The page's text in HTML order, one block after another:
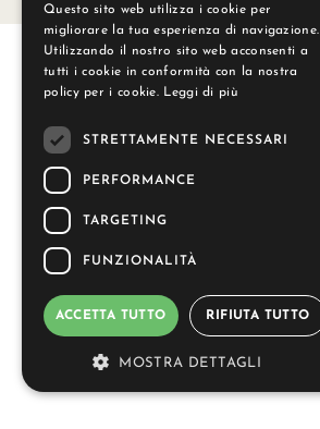
La nostra storia
Regali aziendali
info@durance.it
Questo sito web utilizza i cookie per
migliorare la tua esperienza di navigazione.
Utilizzando il nostro sito web acconsenti a
tutti i cookie in conformità con la nostra
policy per i cookie. Leggi di più
STRETTAMENTE NECESSARI
PERFORMANCE
TARGETING
FUNZIONALITÀ
ACCETTA TUTTO RIFIUTA TUTTO
MOSTRA DETTAGLI